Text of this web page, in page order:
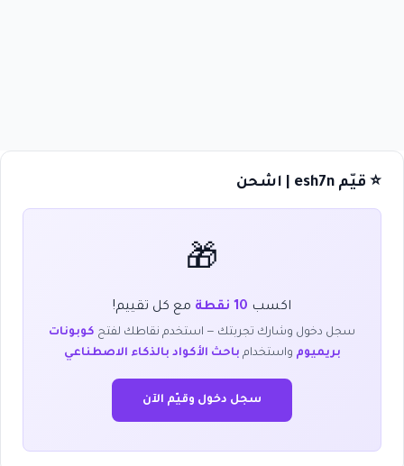
⭐ قيّم esh7n | اشحن
🎁
اكسب 10 نقطة مع كل تقييم!
سجل دخول وشارك تجربتك — استخدم نقاطك لفتح كوبونات
بريميوم واستخدام باحث الأكواد بالذكاء الاصطناعي
سجل دخول وقيّم الآن